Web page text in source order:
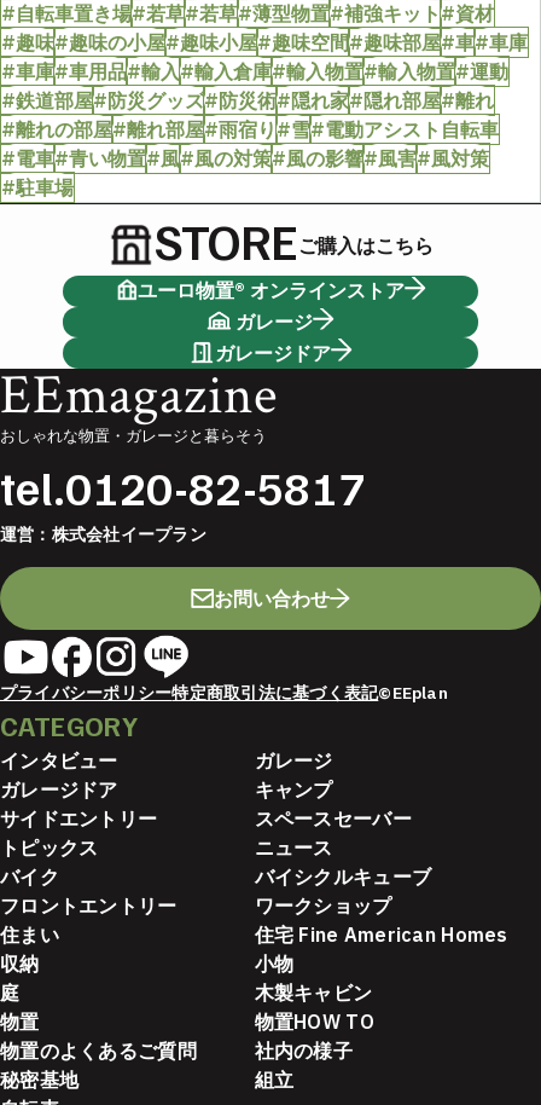
#自転車置き場#若草#若草#薄型物置#補強キット#資材
#趣味#趣味の小屋#趣味小屋#趣味空間#趣味部屋#車#車庫
#車庫#車用品#輸入#輸入倉庫#輸入物置#輸入物置#運動
#鉄道部屋#防災グッズ#防災術#隠れ家#隠れ部屋#離れ
#離れの部屋#離れ部屋#雨宿り#雪#電動アシスト自転車
#電車#青い物置#風#風の対策#風の影響#風害#風対策
#駐車場
STOREご購入はこちら
ユーロ物置® オンラインストア
ガレージ
ガレージドア
EEmagazine
おしゃれな物置・ガレージと暮らそう
tel.0120-82-5817
運営： 株式会社イープラン
お問い合わせ
プライバシーポリシー特定商取引法に基づく表記©EEplan
CATEGORY
インタビュー
ガレージ
ガレージドア
キャンプ
サイドエントリー
スペースセーバー
トピックス
ニュース
バイク
バイシクルキューブ
フロントエントリー
ワークショップ
住まい
住宅 Fine American Homes
収納
小物
庭
木製キャビン
物置
物置HOW TO
物置のよくあるご質問
社内の様子
秘密基地
組立